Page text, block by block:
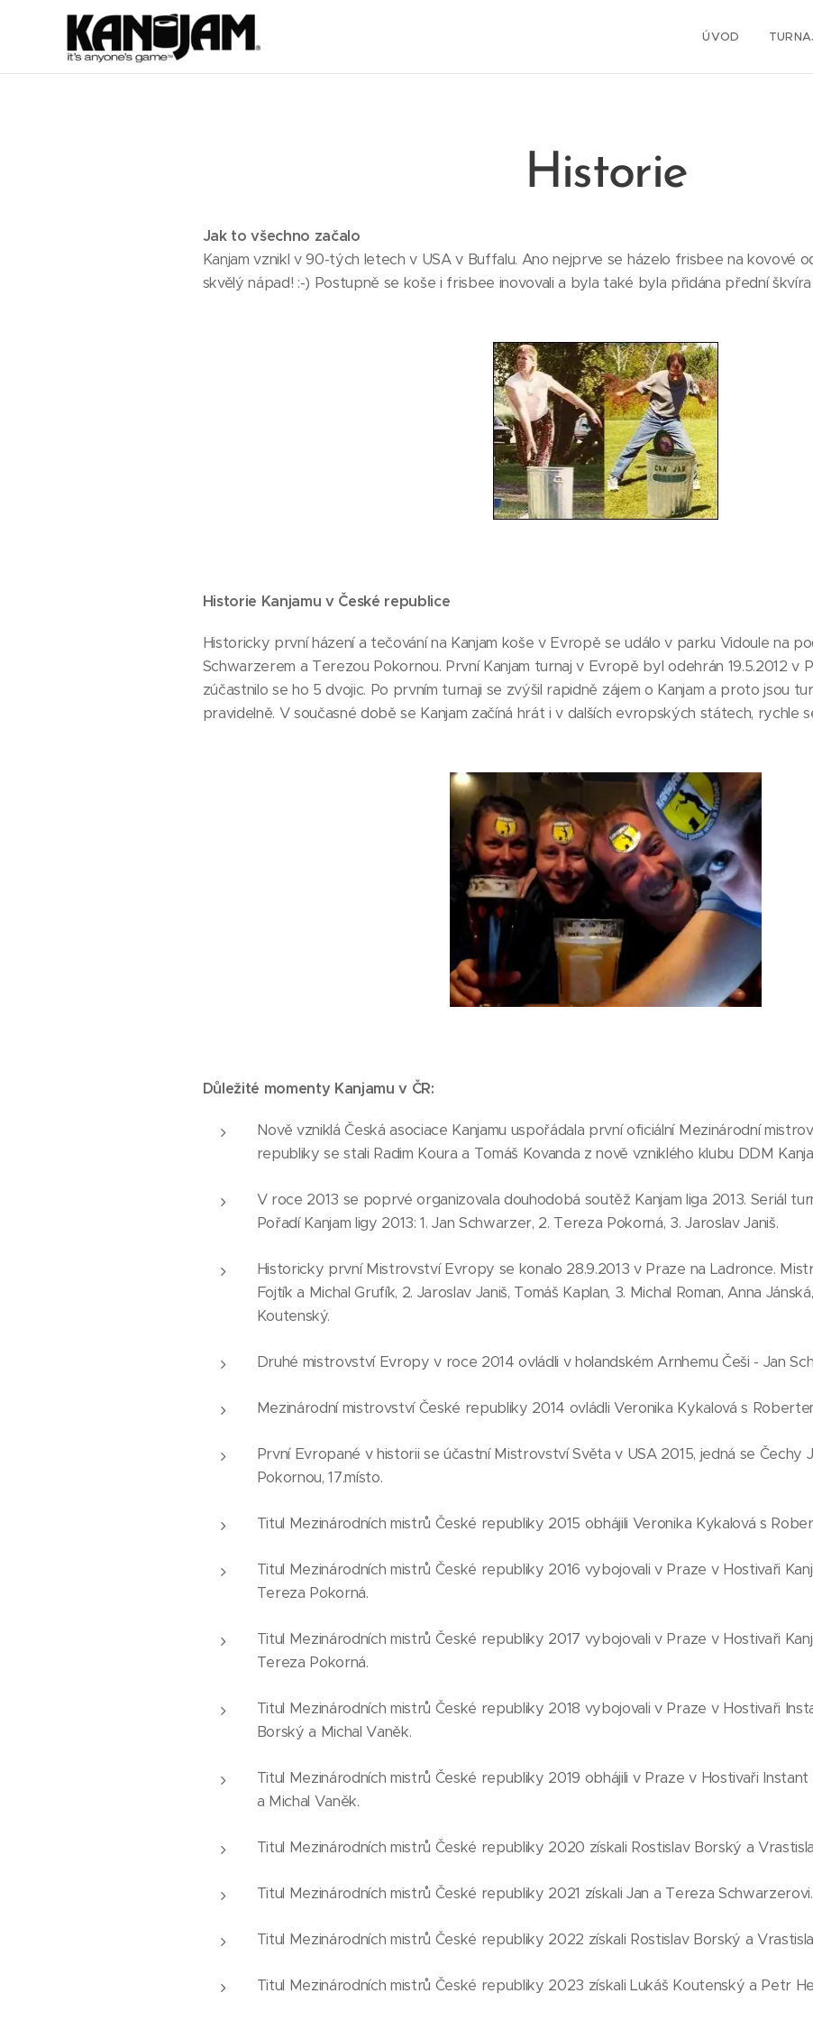
ÚVOD
Historie
Jak to všechno začalo
Kanjam vznikl v 90-tých letech v USA v Buffalu. Ano nejprve se házelo frisbee na kovové
skvělý nápad! :-) Postupně se koše i frisbee inovovali a byla také byla přidána přední
Historie Kanjamu v České republice
Historicky první házení a tečování na Kanjam koše v Evropě se událo v parku Vidoule na
Schwarzerem a Terezou Pokornou. První Kanjam turnaj v Evropě byl odehrán 19.5.2012 v
zúčastnilo se ho 5 dvojic. Po prvním turnaji se zvýšil rapidně zájem o Kanjam a proto jsou
pravidelně. V současné době se Kanjam začíná hrát i v dalších evropských státech, rychle
Důležité momenty Kanjamu v ČR:
Nově vzniklá Česká asociace Kanjamu uspořádala první oficiální Mezinárodní
republiky se stali Radim Koura a Tomáš Kovanda z nově vzniklého klubu DDM
V roce 2013 se poprvé organizovala douhodobá soutěž Kanjam liga 2013. Seriál
Pořadí Kanjam ligy 2013: 1. Jan Schwarzer, 2. Tereza Pokorná, 3. Jaroslav Janiš.
Historicky první Mistrovství Evropy se konalo 28.9.2013 v Praze na Ladronce.
Fojtík a Michal Grufík, 2. Jaroslav Janiš, Tomáš Kaplan, 3. Michal Roman, Anna
Koutenský.
Druhé mistrovství Evropy v roce 2014 ovládli v holandském Arnhemu Češi - Jan
Mezinárodní mistrovství České republiky 2014 ovládli Veronika Kykalová s
První Evropané v historii se účastní Mistrovství Světa v USA 2015, jedná se Čechy
Pokornou, 17.místo.
Titul Mezinárodních mistrů České republiky 2015 obhájili Veronika Kykalová s
Titul Mezinárodních mistrů České republiky 2016 vybojovali v Praze v Hostivaři
Tereza Pokorná.
Titul Mezinárodních mistrů České republiky 2017 vybojovali v Praze v Hostivaři
Tereza Pokorná.
Titul Mezinárodních mistrů České republiky 2018 vybojovali v Praze v Hostivaři
Borský a Michal Vaněk.
Titul Mezinárodních mistrů České republiky 2019 obhájili v Praze v Hostivaři
a Michal Vaněk.
Titul Mezinárodních mistrů České republiky 2020 získali Rostislav Borský a
Titul Mezinárodních mistrů České republiky 2021 získali Jan a Tereza Schwarzerovi.
Titul Mezinárodních mistrů České republiky 2022 získali Rostislav Borský a
Titul Mezinárodních mistrů České republiky 2023 získali Lukáš Koutenský a Petr